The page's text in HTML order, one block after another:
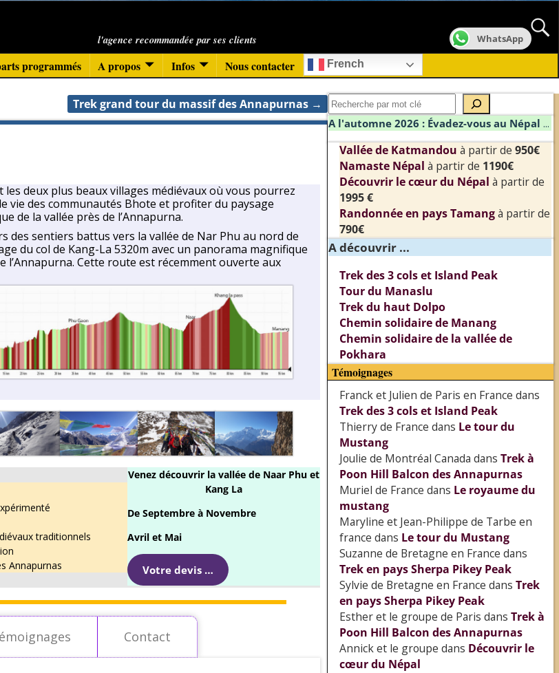
l'agence recommandée par ses clients
programmés A propos Infos Nous contacter French
Trek grand tour du massif des Annapurnas →
les deux plus beaux villages médiévaux où vous pourrez
vie des communautés Bhote et profiter du paysage
de la vallée près de l’Annapurna.
des sentiers battus vers la vallée de Nar Phu au nord de
du col de Kang-La 5320m avec un panorama magnifique
l’Annapurna. Cette route est récemment ouverte aux
traditionnels
Annapurnas
Venez découvrir la vallée de Naar Phu et
Kang La
De Septembre à Novembre
Avril et Mai
Votre devis …
Contact
A l'automne 2026 : Évadez-vous au Népal ...
Vallée de Katmandou à partir de 950€
Namaste Népal à partir de 1190€
Découvrir le cœur du Népal à partir de
1995 €
Randonnée en pays Tamangà partir de
790€
A découvrir ...
Trek des 3 cols et Island Peak
Tour du Manaslu
Trek du haut Dolpo
Chemin solidaire de Manang
Chemin solidaire de la vallée de
Pokhara
Témoignages
Franck et Julien de Paris en France dans
Trek des 3 cols et Island Peak
Thierry de France dans Le tour du
Mustang
Joulie de Montréal Canada dans Trek à
Poon Hill Balcon des Annapurnas
Muriel de France dans Le royaume du
mustang
Maryline et Jean-Philippe de Tarbe en
france dans Le tour du Mustang
Suzanne de Bretagne en France dans
Trek en pays Sherpa Pikey Peak
Sylvie de Bretagne en France dans Trek
en pays Sherpa Pikey Peak
Esther et le groupe de Paris dans Trek à
Poon Hill Balcon des Annapurnas
Annick et le groupe dans Découvrir le
cœur du Népal
WhatsApp